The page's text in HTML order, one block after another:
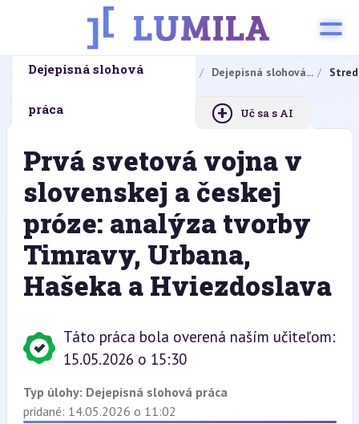
Domovská stránka Domáce úlohy Dejepisná slohová...
Dejepisná slohová
práca + Uč sa s AI
Prvá svetová vojna v
slovenskej a českej
próze: analýza tvorby
Timravy, Urbana,
Hašeka a Hviezdoslava
Táto práca bola overená naším učiteľom:
15.05.2026 o 15:30
Typ úlohy: Dejepisná slohová práca
pridané: 14.05.2026 o 11:02